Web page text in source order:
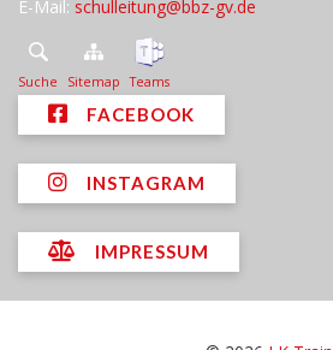
E-Mail: schulleitung@bbz-gv.de
Suche Sitemap Teams
FACEBOOK
INSTAGRAM
IMPRESSUM